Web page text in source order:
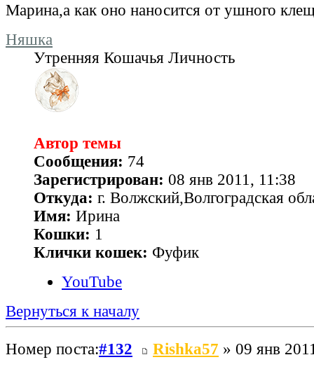
Марина,а как оно наносится от ушного
Няшка
Утренняя Кошачья Личность
Автор темы
Сообщения: 74
Зарегистрирован: 08 янв 2011, 11:38
Откуда: г. Волжский,Волгоградская
Имя: Ирина
Кошки: 1
Клички кошек: Фуфик
YouTube
Вернуться к началу
Номер поста:#132 Rishka57 » 09 янв